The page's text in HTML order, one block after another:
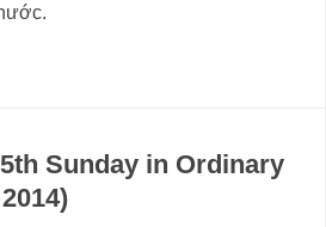
Sunday in Ordinary